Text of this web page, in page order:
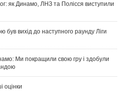
як Динамо, ЛНЗ та Полісся виступили
був вихід до наступного раунду Ліги
Ми покращили свою гру і здобули
оцінки